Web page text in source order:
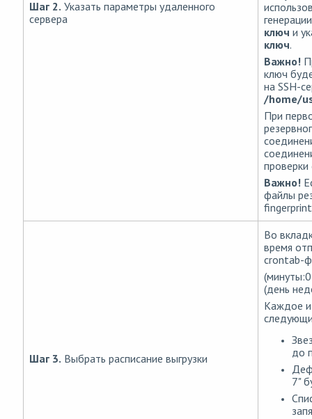
Шаг 2. Указать параметры удаленного
сервера
ключ и
ключ.
Важно!
ключ
на SSH-
/home/
При
Важно!
файлы
Шаг 3. Выбрать расписание выгрузки
Во
время
crontab-
(день
Каждое
до
7"